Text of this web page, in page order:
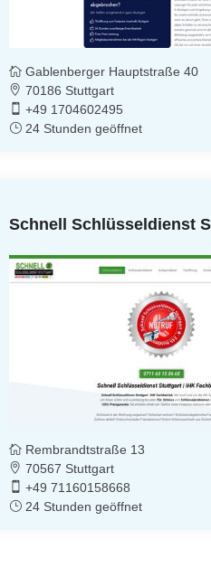
Gablenberger Hauptstraße 40
70186 Stuttgart
+49 1704602495
24 Stunden geöffnet
Schnell Schlüsseldienst
Rembrandtstraße 13
70567 Stuttgart
+49 71160158668
24 Stunden geöffnet